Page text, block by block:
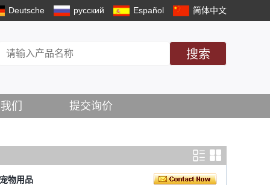
Deutsche русский Español 简体中文
搜索
们 提交询价
物用品